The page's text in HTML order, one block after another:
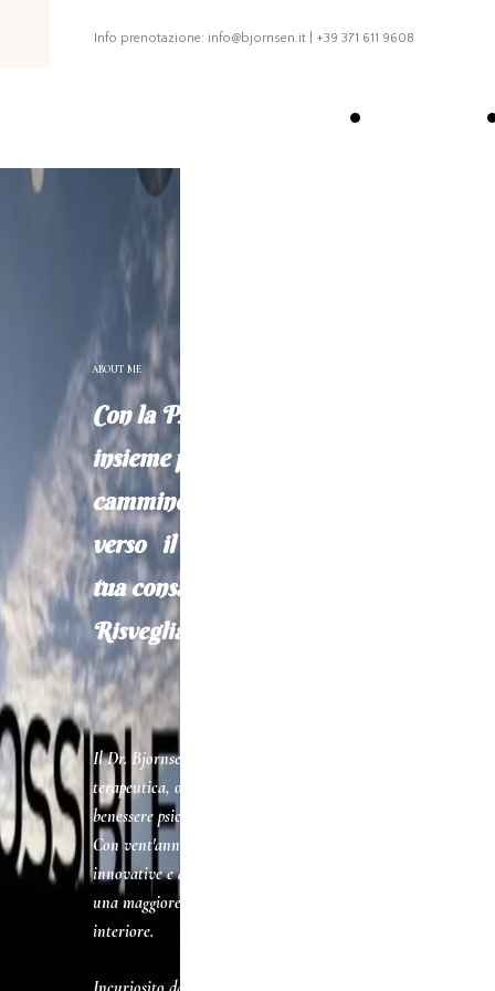
Info prenotazione: info@bjornsen.it | +39 371 611 9608
ABOUT ME
Il Dr. Bjornsen, esperto in PNL e ipnosi
terapeutica, offre percorsi personalizzati per il
benessere psicologico e la crescita personale.
Con vent'anni di esperienza, unisce tecniche
innovative e approcci olistici per guidarti verso
una maggiore consapevolezza e armonia
interiore.
Risveglia il potere dentro di te
Con la PNL e l'ipnosi,
insieme percorreremo un
cammino
verso il tuo benessere e la
tua consapevolezza.